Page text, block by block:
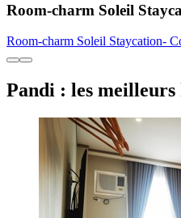
Room-charm Soleil
Room-charm Soleil Staycation-
Pandi : les meilleurs